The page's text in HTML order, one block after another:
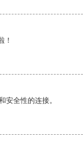
！
安全性的连接。